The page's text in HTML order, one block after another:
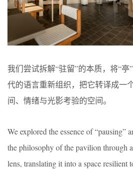
我们尝试拆解“驻留”的本质，将“亭
代的语言重新组织，把它转译成一
间、情绪与光影考验的空间。
We explored the essence of “pausing”
the philosophy of the pavilion through
lens, translating it into a space resilient